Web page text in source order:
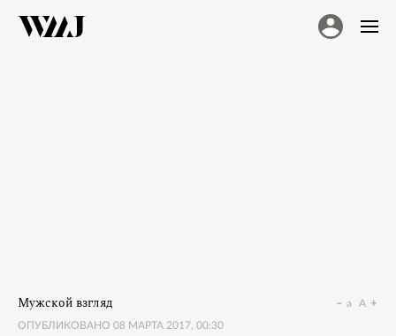
Мужской взгляд
ОПУБЛИКОВАНО 08 МАРТА 2017, 00:30
a A